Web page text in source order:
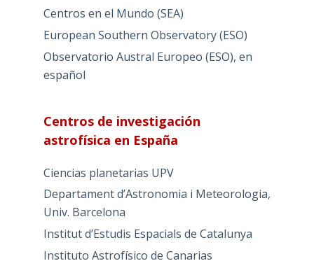
Centros en el Mundo (SEA)
European Southern Observatory (ESO)
Observatorio Austral Europeo (ESO), en
español
Centros de investigación
astrofísica en España
Ciencias planetarias UPV
Departament d’Astronomia i Meteorologia,
Univ. Barcelona
Institut d’Estudis Espacials de Catalunya
Instituto Astrofísico de Canarias